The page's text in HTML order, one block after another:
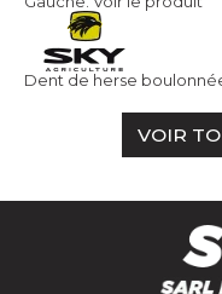
Dent de herse
VOIR